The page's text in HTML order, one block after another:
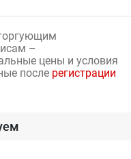
–
цены и условия
после регистрации